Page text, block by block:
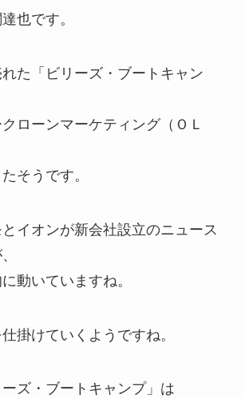
也です。
た「ビリーズ・ブートキャン
ローンマーケティング（ＯＬ
そうです。
イオンが新会社設立のニュース
動いていますね。
掛けていくようですね。
ズ・ブートキャンプ」は